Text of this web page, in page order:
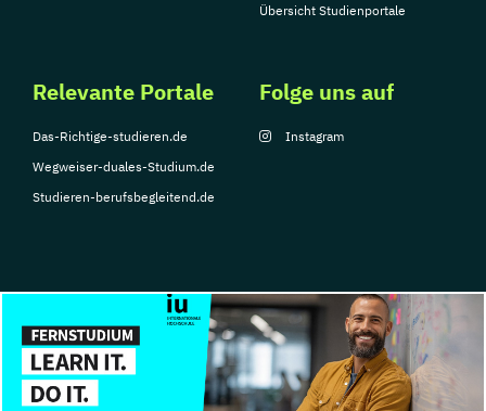
Übersicht Studienportale
Relevante Portale
Das-Richtige-studieren.de
Wegweiser-duales-Studium.de
Studieren-berufsbegleitend.de
Folge uns auf
Instagram
© Copyright 2026, TarGroup Media GmbH
Impressum
Datenschutzerklärung Nutzungsbedingungen